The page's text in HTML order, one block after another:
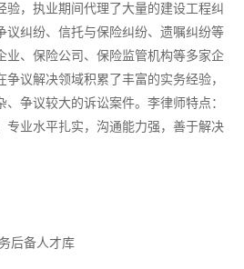
验，执业期间代理了大量的建设工程纠
议纠纷、信托与保险纠纷、遗嘱纠纷等
业、保险公司、保险监管机构等多家企
议解决领域积累了丰富的实务经验，
争议较大的诉讼案件。李律师特点：
专业水平扎实，沟通能力强，善于解决
后备人才库